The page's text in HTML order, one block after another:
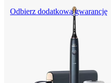
Odbierz dodatkową gwarancję